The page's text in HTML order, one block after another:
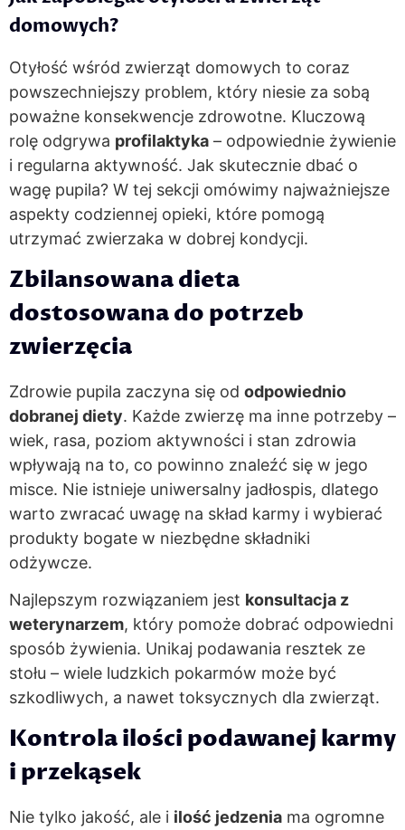
domowych?
Otyłość wśród zwierząt domowych to coraz
powszechniejszy problem, który niesie za sobą
poważne konsekwencje zdrowotne. Kluczową
rolę odgrywa profilaktyka – odpowiednie żywienie
i regularna aktywność. Jak skutecznie dbać o
wagę pupila? W tej sekcji omówimy najważniejsze
aspekty codziennej opieki, które pomogą
utrzymać zwierzaka w dobrej kondycji.
Zbilansowana dieta
dostosowana do potrzeb
zwierzęcia
Zdrowie pupila zaczyna się od odpowiednio
dobranej diety. Każde zwierzę ma inne potrzeby –
wiek, rasa, poziom aktywności i stan zdrowia
wpływają na to, co powinno znaleźć się w jego
misce. Nie istnieje uniwersalny jadłospis, dlatego
warto zwracać uwagę na skład karmy i wybierać
produkty bogate w niezbędne składniki
odżywcze.
Najlepszym rozwiązaniem jest konsultacja z
weterynarzem, który pomoże dobrać odpowiedni
sposób żywienia. Unikaj podawania resztek ze
stołu – wiele ludzkich pokarmów może być
szkodliwych, a nawet toksycznych dla zwierząt.
Kontrola ilości podawanej karmy
i przekąsek
Nie tylko jakość, ale i ilość jedzenia ma ogromne